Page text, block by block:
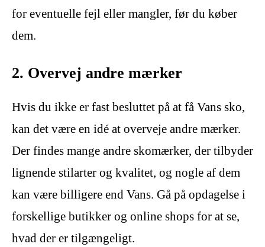
for eventuelle fejl eller mangler, før du køber
dem.
2. Overvej andre mærker
Hvis du ikke er fast besluttet på at få Vans sko,
kan det være en idé at overveje andre mærker.
Der findes mange andre skomærker, der tilbyder
lignende stilarter og kvalitet, og nogle af dem
kan være billigere end Vans. Gå på opdagelse i
forskellige butikker og online shops for at se,
hvad der er tilgængeligt.